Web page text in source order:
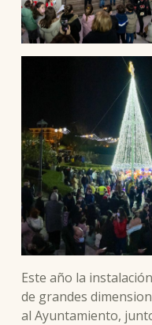
Este año la
de grandes
al Ayuntamiento,